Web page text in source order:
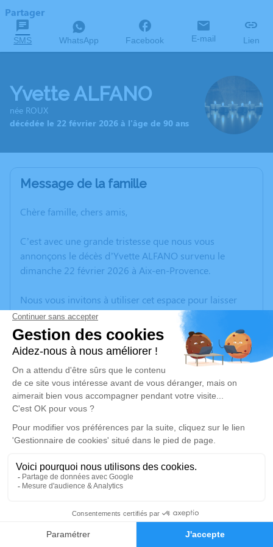
Faire-part Hommages
Partager
SMS WhatsApp Facebook E-mail Lien
Yvette ALFANO
née ROUX
décédée le 22 février 2026 à l'âge de 90 ans
Message de la famille
Chère famille, chers amis,
C’est avec une grande tristesse que nous vous
annonçons le décès d’Yvette ALFANO survenu le
dimanche 22 février 2026 à Aix-en-Provence.
Nous vous invitons à utiliser cet espace pour laisser
vos condoléances, partager des photos souvenirs, une
anecdote ou exprimer vos pensées à travers des
poèmes ou des textes. Cet endroit est un lieu
d'expression dédié à honorer la mémoire d’Yvette
ALFANO.
Un service de plantation d’arbre hommage est
disponible ici.
Je rends hommage
Crémation
Crématorium de Provence et Parc Mémorial
de Provence d'Aix-en-Provence